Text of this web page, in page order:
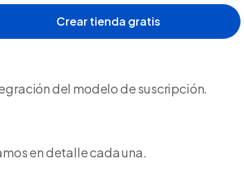
seguridad con un sistema antifraude y
humano especializado con la
del modelo de suscripción.
en detalle cada una.
Crear tienda gratis